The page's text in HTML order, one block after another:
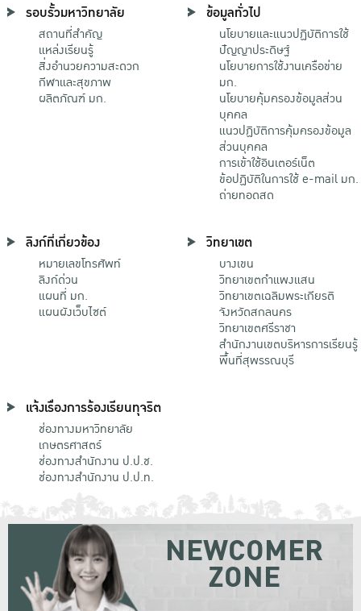
รอบรั้วมหาวิทยาลัย
สถานที่สำคัญ
แหล่งเรียนรู้
สิ่งอำนวยความสะดวก
กีฬาและสุขภาพ
ผลิตภัณฑ์ มก.
ข้อมูลทั่วไป
นโยบายและแนวปฏิบัติการใช้
ปัญญาประดิษฐ์
นโยบายการใช้งานเครือข่าย
มก.
นโยบายคุ้มครองข้อมูลส่วน
บุคคล
แนวปฏิบัติการคุ้มครองข้อมูล
ส่วนบุคคล
การเข้าใช้อินเตอร์เน็ต
ข้อปฏิบัติในการใช้ e-mail มก.
ถ่ายทอดสด
ลิงก์ที่เกี่ยวข้อง
หมายเลขโทรศัพท์
ลิงก์ด่วน
แผนที่ มก.
แผนผังเว็บไซต์
วิทยาเขต
บางเขน
วิทยาเขตกําแพงแสน
วิทยาเขตเฉลิมพระเกียรติ
จังหวัดสกลนคร
วิทยาเขตศรีราชา
สำนักงานเขตบริหารการเรียนรู้
พื้นที่สุพรรณบุรี
แจ้งเรื่องการร้องเรียนทุจริต
ช่องทางมหาวิทยาลัย
เกษตรศาสตร์
ช่องทางสำนักงาน ป.ป.ช.
ช่องทางสำนักงาน ป.ป.ท.
NEWCOMER
ZONE